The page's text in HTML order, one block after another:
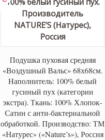
Подушка пуховая средняя
«Воздушный Вальс» 68х68см.
Наполнитель: 100% белый
гусиный пух (категории
экстра). Ткань: 100% Хлопок-
Сатин с анти-бактериальной
обработкой. Производство: ТМ
«Натурес» («Nature’s»), Россия